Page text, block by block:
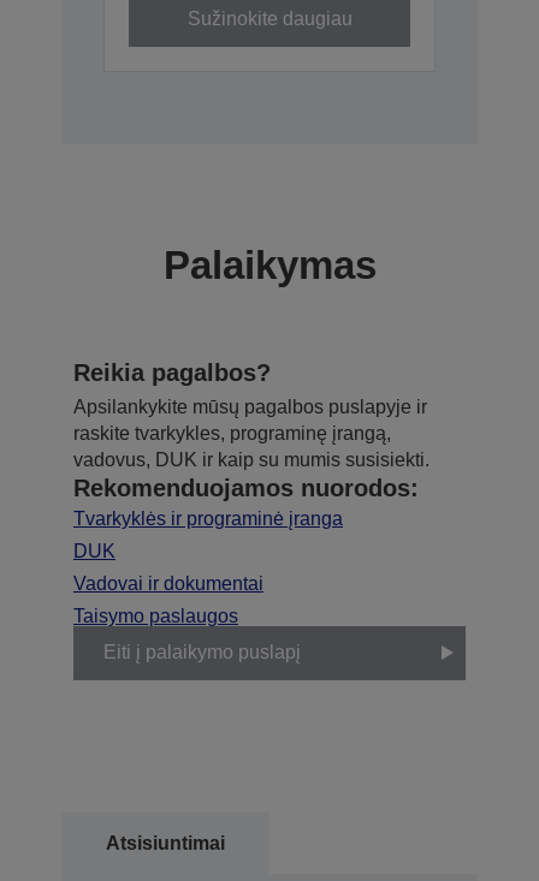
Sužinokite daugiau
Palaikymas
Reikia pagalbos?
Apsilankykite mūsų pagalbos puslapyje ir
raskite tvarkykles, programinę įrangą,
vadovus, DUK ir kaip su mumis susisiekti.
Rekomenduojamos nuorodos:
Tvarkyklės ir programinė įranga
DUK
Vadovai ir dokumentai
Taisymo paslaugos
Eiti į palaikymo puslapį
Atsisiuntimai